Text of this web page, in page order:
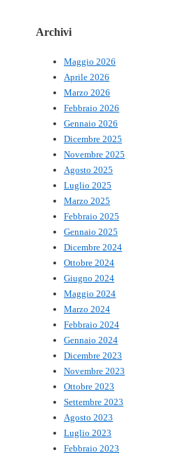
Archivi
Maggio 2026
Aprile 2026
Marzo 2026
Febbraio 2026
Gennaio 2026
Dicembre 2025
Novembre 2025
Agosto 2025
Luglio 2025
Marzo 2025
Febbraio 2025
Gennaio 2025
Dicembre 2024
Ottobre 2024
Giugno 2024
Maggio 2024
Marzo 2024
Febbraio 2024
Gennaio 2024
Dicembre 2023
Novembre 2023
Ottobre 2023
Settembre 2023
Agosto 2023
Luglio 2023
Febbraio 2023